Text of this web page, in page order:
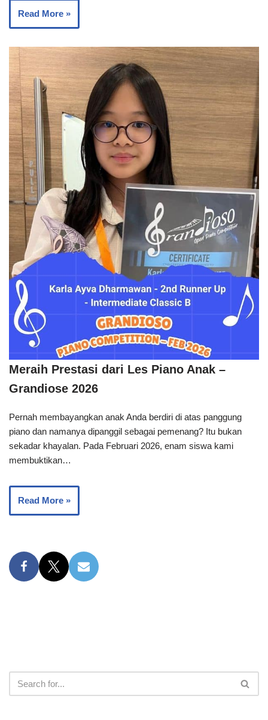
Read More »
Meraih Prestasi dari Les Piano Anak –
Grandiose 2026
Pernah membayangkan anak Anda berdiri di atas panggung
piano dan namanya dipanggil sebagai pemenang? Itu bukan
sekadar khayalan. Pada Februari 2026, enam siswa kami
membuktikan…
Read More »